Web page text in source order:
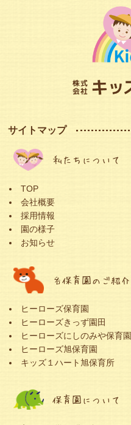
サイトマップ
私たちについて
TOP
会社概要
採用情報
園の様子
お知らせ
各保育園のご紹介
ヒーローズ保育園
ヒーローズきっず園田
ヒーローズにしのみや保育園
ヒーローズ旭保育園
キッズ１ハート旭保育所
保育園について